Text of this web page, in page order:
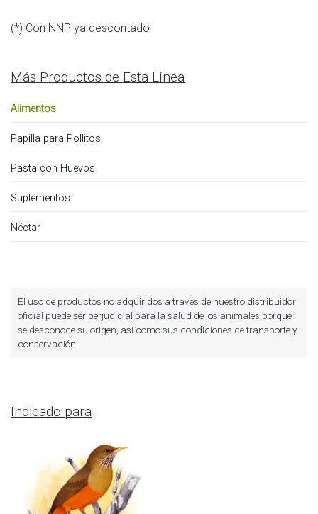
(*) Con NNP ya descontado
Más Productos de Esta Línea
Alimentos
Papilla para Pollitos
Pasta con Huevos
Suplementos
Néctar
El uso de productos no adquiridos a través de nuestro distribuidor
oficial puede ser perjudicial para la salud de los animales porque
se desconoce su origen, así como sus condiciones de transporte y
conservación
Indicado para